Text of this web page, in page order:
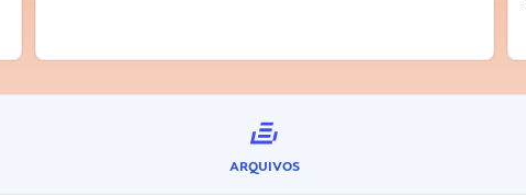
ARQUIVOS